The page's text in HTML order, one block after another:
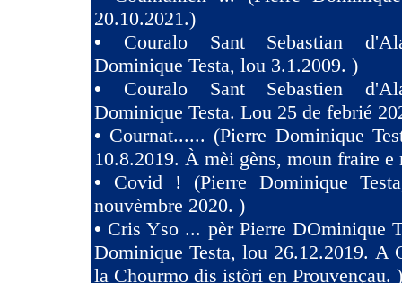
20.10.2021.)
• Couralo Sant Sebastian
Dominique Testa, lou 3.1.2009. )
• Couralo Sant Sebastien
Dominique Testa. Lou 25 de febrié
• Cournat...... (Pierre Dominique
10.8.2019. À mèi gèns, moun fraire e
• Covid ! (Pierre Dominique
nouvèmbre 2020. )
• Cris Yso ... pèr Pierre DOminique
Dominique Testa, lou 26.12.2019. A
la Chourmo dis istòri en Prouvençau. )